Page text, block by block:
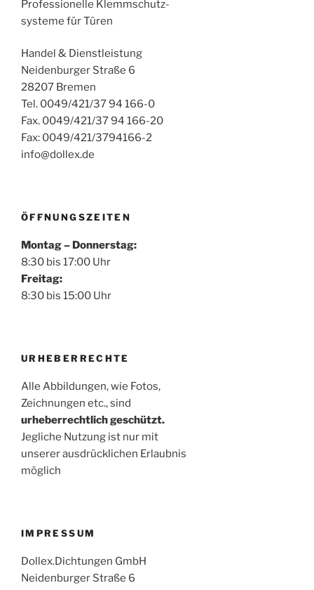
Professionelle Klemmschutz-
systeme für Türen
Handel & Dienstleistung
Neidenburger Straße 6
28207 Bremen
Tel. 0049/421/37 94 166-0
Fax. 0049/421/37 94 166-20
Fax: 0049/421/3794166-2
info@dollex.de
ÖFFNUNGSZEITEN
Montag – Donnerstag:
8:30 bis 17:00 Uhr
Freitag:
8:30 bis 15:00 Uhr
URHEBERRECHTE
Alle Abbildungen, wie Fotos,
Zeichnungen etc., sind
urheberrechtlich geschützt.
Jegliche Nutzung ist nur mit
unserer ausdrücklichen Erlaubnis
möglich
IMPRESSUM
Dollex.Dichtungen GmbH
Neidenburger Straße 6